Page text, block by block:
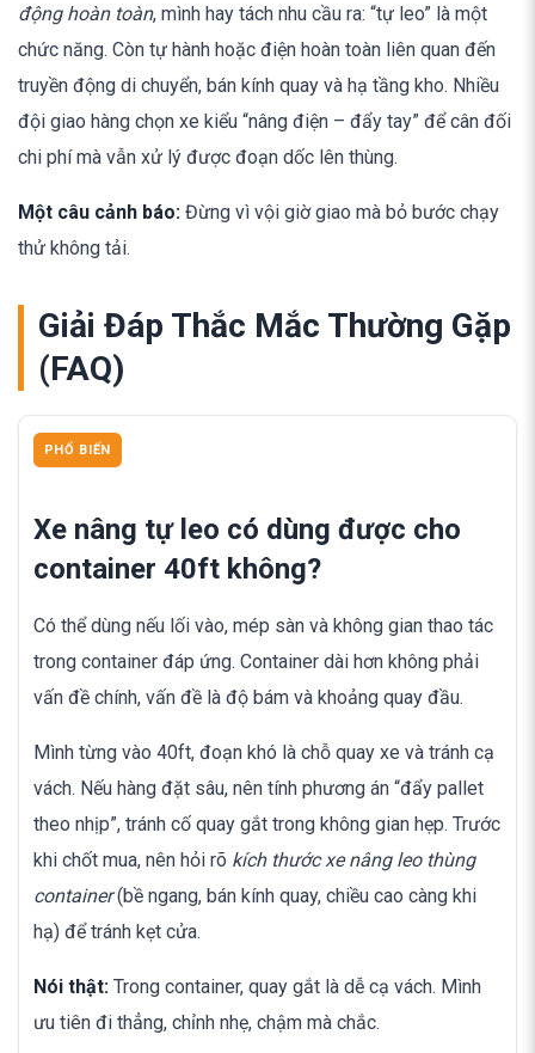
động hoàn toàn, mình hay tách nhu cầu ra: “tự leo” là một
chức năng. Còn tự hành hoặc điện hoàn toàn liên quan đến
truyền động di chuyển, bán kính quay và hạ tầng kho. Nhiều
đội giao hàng chọn xe kiểu “nâng điện – đẩy tay” để cân đối
chi phí mà vẫn xử lý được đoạn dốc lên thùng.
Một câu cảnh báo: Đừng vì vội giờ giao mà bỏ bước chạy
thử không tải.
Giải Đáp Thắc Mắc Thường Gặp
(FAQ)
PHỔ BIẾN
Xe nâng tự leo có dùng được cho
container 40ft không?
Có thể dùng nếu lối vào, mép sàn và không gian thao tác
trong container đáp ứng. Container dài hơn không phải
vấn đề chính, vấn đề là độ bám và khoảng quay đầu.
Mình từng vào 40ft, đoạn khó là chỗ quay xe và tránh cạ
vách. Nếu hàng đặt sâu, nên tính phương án “đẩy pallet
theo nhịp”, tránh cố quay gắt trong không gian hẹp. Trước
khi chốt mua, nên hỏi rõ kích thước xe nâng leo thùng
container(bề ngang, bán kính quay, chiều cao càng khi
hạ) để tránh kẹt cửa.
Nói thật: Trong container, quay gắt là dễ cạ vách. Mình
ưu tiên đi thẳng, chỉnh nhẹ, chậm mà chắc.